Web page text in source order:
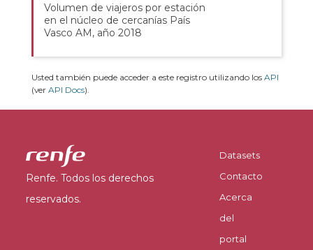
Volumen de viajeros por estación
en el núcleo de cercanías País
Vasco AM, año 2018
Usted también puede acceder a este registro utilizando los API
(ver API Docs).
Renfe. Todos los derechos
reservados.
Datasets
Contacto
Acerca
del
portal